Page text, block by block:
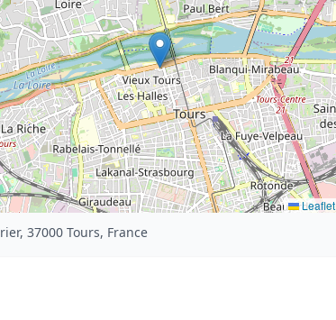
Leaflet
37000 Tours, France